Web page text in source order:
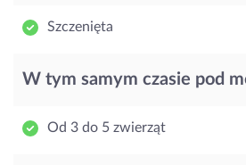
Szczenięta
W tym samym czasie pod
Od 3 do 5 zwierząt